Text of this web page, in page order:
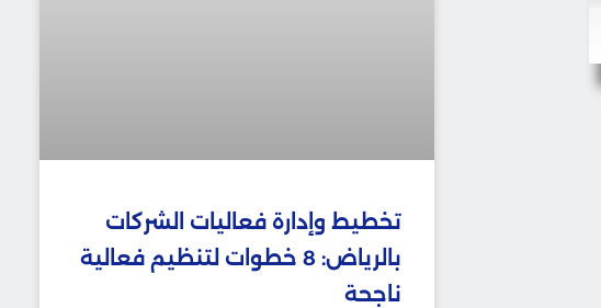
تخطيط وإدارة فعاليات الشركات
بالرياض: 8 خطوات لتنظيم فعالية
ناجحة